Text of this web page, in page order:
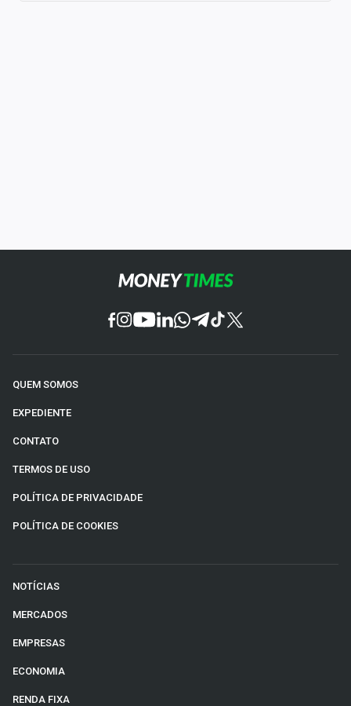
QUEM SOMOS
EXPEDIENTE
CONTATO
TERMOS DE USO
POLÍTICA DE PRIVACIDADE
POLÍTICA DE COOKIES
NOTÍCIAS
MERCADOS
EMPRESAS
ECONOMIA
RENDA FIXA